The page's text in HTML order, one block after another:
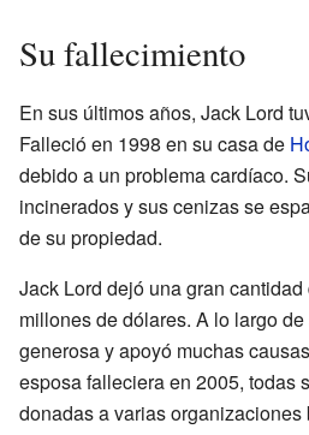
Su fallecimiento
En sus últimos años, Jack Lord
Falleció en 1998 en su casa de
debido a un problema cardíaco.
incinerados y sus cenizas se
de su propiedad.
Jack Lord dejó una gran
millones de dólares. A lo largo
generosa y apoyó muchas
esposa falleciera en 2005, todas
donadas a varias